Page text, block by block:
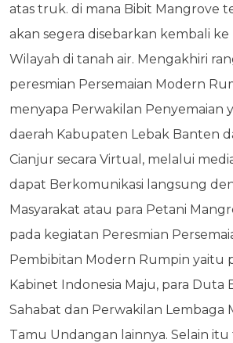
atas truk. di mana Bibit Mangrove
akan segera disebarkan kembali ke
Wilayah di tanah air. Mengakhiri
peresmian Persemaian Modern
menyapa Perwakilan Penyemaian
daerah Kabupaten Lebak Banten
Cianjur secara Virtual, melalui
dapat Berkomunikasi langsung
Masyarakat atau para Petani
pada kegiatan Peresmian
Pembibitan Modern Rumpin yaitu
Kabinet Indonesia Maju, para Duta
Sahabat dan Perwakilan Lembaga
Tamu Undangan lainnya. Selain